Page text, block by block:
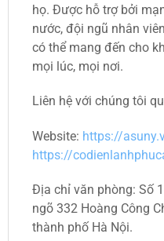
họ. Được hỗ trợ bởi
nước, đội ngũ nhân
có thể mang đến cho
mọi lúc, mọi nơi.
Liên hệ với chúng tôi
Website: https://
https://
Địa chỉ văn phòng: Số
ngõ 332 Hoàng Công
thành phố Hà Nội.